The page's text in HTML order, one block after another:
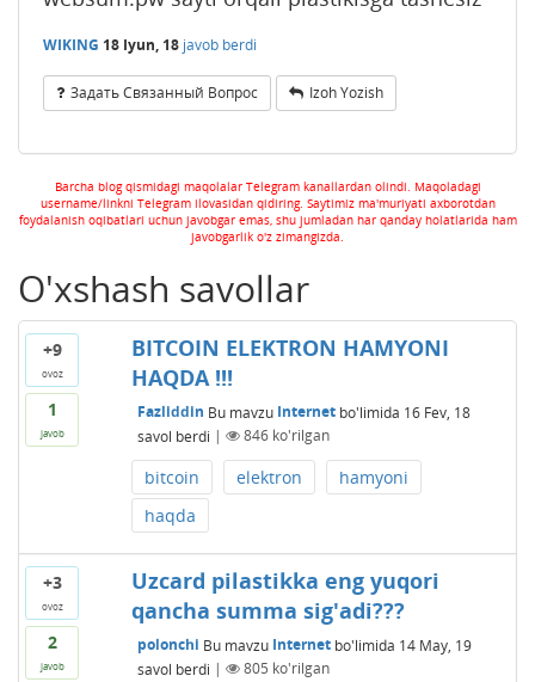
WIKING 18 Iyun, 18 javob berdi
Задать Связанный Вопрос Izoh Yozish
Barcha blog qismidagi maqolalar Telegram kanallardan olindi. Maqoladagi
username/linkni Telegram ilovasidan qidiring. Saytimiz ma'muriyati axborotdan
foydalanish oqibatlari uchun javobgar emas, shu jumladan har qanday holatlarida ham
javobgarlik o'z zimangizda.
O'xshash savollar
+9
ovoz
1
javob
BITCOIN ELEKTRON HAMYONI
HAQDA !!!
Fazliddin Bu mavzu Internetbo'limida 16 Fev, 18
savol berdi | 846ko'rilgan
bitcoin elektron
hamyoni
haqda
+3
ovoz
2
javob
Uzcard pilastikka eng yuqori
qancha summa sig'adi???
polonchi Bu mavzu Internetbo'limida 14 May, 19
savol berdi | 805 ko'rilgan